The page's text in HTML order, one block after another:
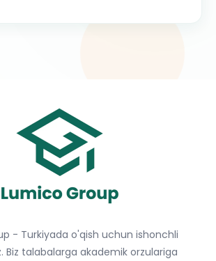
- Turkiyada o'qish uchun ishonchli
Biz talabalarga akademik orzulariga